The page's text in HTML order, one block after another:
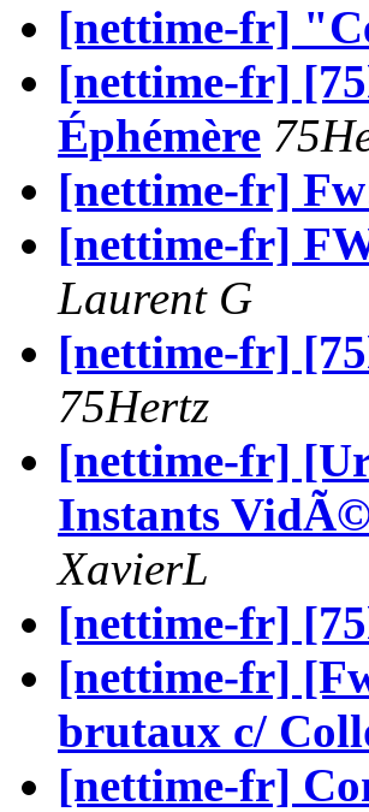
[nettime-fr]
[nettime-fr]
Éphémère
[nettime-fr]
[nettime-fr]
Laurent G
[nettime-fr]
75Hertz
[nettime-fr]
Instants
XavierL
[nettime-fr]
[nettime-fr]
brutaux c/
[nettime-fr]